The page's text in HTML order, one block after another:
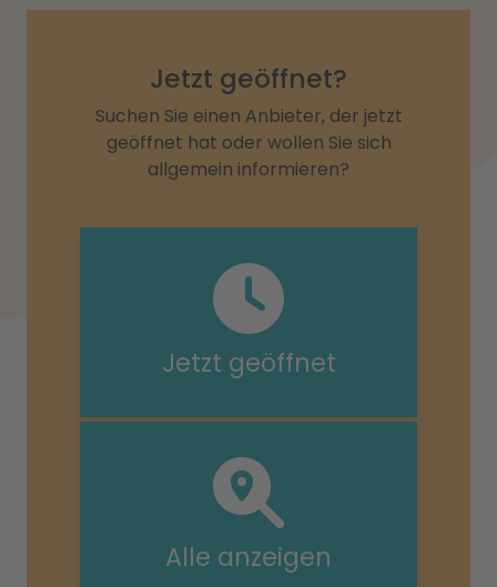
Jetzt geöffnet?
Suchen Sie einen Anbieter, der jetzt
geöffnet hat oder wollen Sie sich
allgemein informieren?
Jetzt geöffnet
Alle anzeigen